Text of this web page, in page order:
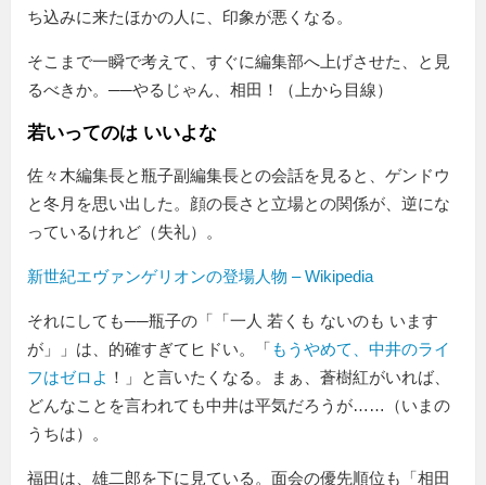
ち込みに来たほかの人に、印象が悪くなる。
そこまで一瞬で考えて、すぐに編集部へ上げさせた、と見
るべきか。──やるじゃん、相田！（上から目線）
若いってのは いいよな
佐々木編集長と瓶子副編集長との会話を見ると、ゲンドウ
と冬月を思い出した。顔の長さと立場との関係が、逆にな
っているけれど（失礼）。
新世紀エヴァンゲリオンの登場人物 – Wikipedia
それにしても──瓶子の「
一人 若くも ないのも います
が
」は、的確すぎてヒドい。「もうやめて、中井のライ
フはゼロよ ！」と言いたくなる。まぁ、蒼樹紅がいれば、
どんなことを言われても中井は平気だろうが……（いまの
うちは）。
福田は、雄二郎を下に見ている。面会の優先順位も「相田